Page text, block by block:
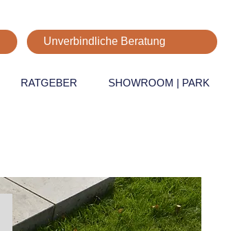
Unverbindliche Beratung
RATGEBER SHOWROOM | PARK